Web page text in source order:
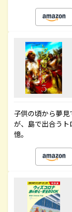
子供の頃から夢
が、島で出合う
憶。